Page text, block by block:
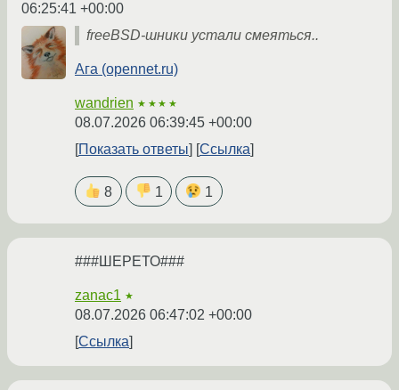
06:25:41 +00:00
freeBSD-шники устали смеяться..
Ага (opennet.ru)
wandrien ★★★★
08.07.2026 06:39:45 +00:00
Показать ответы
Ссылка
8 1 1
###ШЕРЕТО###
zanac1 ★
08.07.2026 06:47:02 +00:00
Ссылка